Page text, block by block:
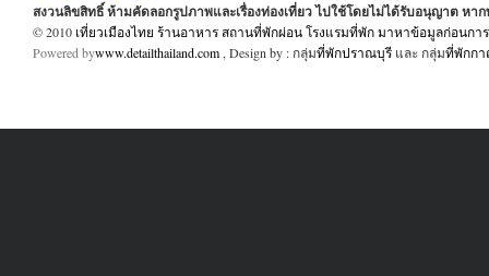
สงวนลิขสิทธิ์ ห้ามคัดลอกรูปภาพและเรื่องท่องเที่ยว ไปใช้โดยไม่ได้รับอนุญาต หา
© 2010 เที่ยวเมืองไทย ร้านอาหาร สถานที่พักผ่อน โรงแรมที่พัก มาหาข้อมูลก่อนการเ
Powered bywww.detailthailand.com , Design by : กลุ่มที่พักปราณบุรี และ กลุ่มที่พักกา